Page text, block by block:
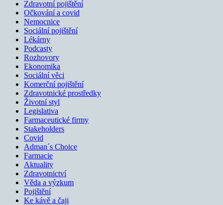
Zdravotní pojištění
Očkování a covid
Nemocnice
Sociální pojištění
Lékárny
Podcasty
Rozhovory
Ekonomika
Sociální věci
Komerční pojištění
Zdravotnické prostředky
Životní styl
Legislativa
Farmaceutické firmy
Stakeholders
Covid
Adman´s Choice
Farmacie
Aktuality
Zdravotnictví
Věda a výzkum
Pojištění
Ke kávě a čaji